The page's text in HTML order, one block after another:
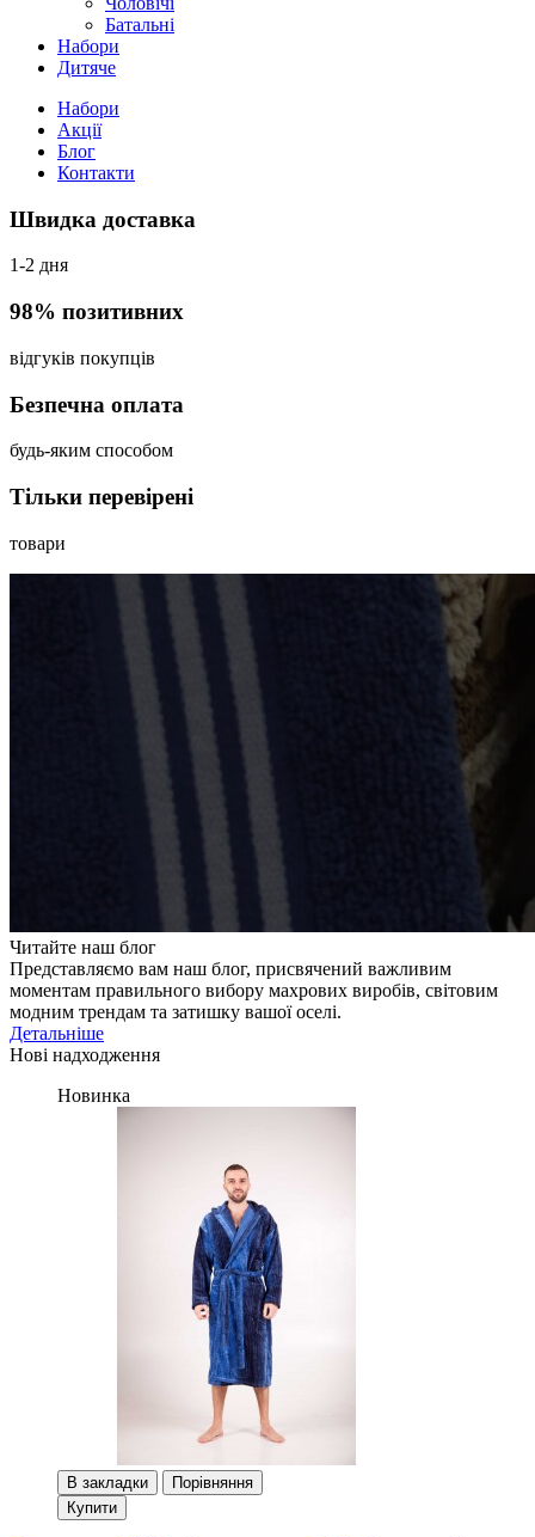
Батальні
Набори
Дитяче
Набори
Акції
Блог
Контакти
Швидка доставка
1-2 дня
98% позитивних
відгуків покупців
Безпечна оплата
будь-яким способом
Тільки перевірені
товари
Читайте наш блог
Представляємо вам наш блог, присвячений важливим
моментам правильного вибору махрових виробів, світовим
модним трендам та затишку вашої оселі.
Детальніше
Нові надходження
Новинка
В закладки
Порівняння
Купити